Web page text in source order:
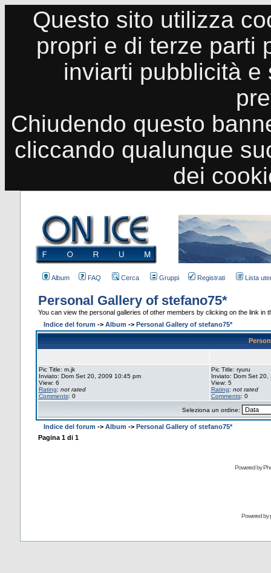
Questo sito utilizza
propri e di terze parti
inviarti pubblicità
Chiudendo questo
cliccando qualunque
dei
Album FAQ Cerca Gruppi Registrati Lista
Personal Gallery of stefano75*
You can view the personal galleries of other members by clicking on the link in
Indice del forum -> Album -> Personal Gallery of stefano75*
Pic Title: m.jk
Inviato: Dom Set 20, 2009 10:45 pm
View: 6
Rating: not rated
Comments: 0
Pic Title: ryuru
Inviato: Dom Set 20,
View: 5
Rating: not rated
Comments: 0
Seleziona un ordine:
Indice del forum -> Album -> Personal Gallery of stefano75*
Pagina 1di 1
Powered by
Powered by